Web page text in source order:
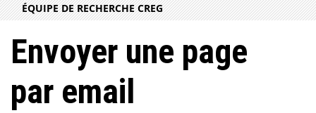
ÉQUIPE DE RECHERCHE CREG
Envoyer une page
par email